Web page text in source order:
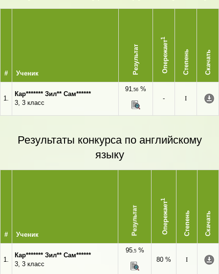
# Ученик Результат Опережает
1
Степень Скачать
1.
Кар******* Зил** Сам******
3, 3 класс
91,56 %
-
I
Результаты конкурса по английскому
языку
# Ученик Результат Опережает
1
Степень Скачать
1.
Кар******* Зил** Сам******
3, 3 класс
95,5%
80 %
I